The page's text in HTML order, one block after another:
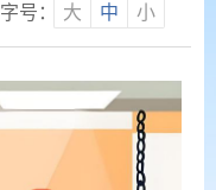
字号： 大 中 小